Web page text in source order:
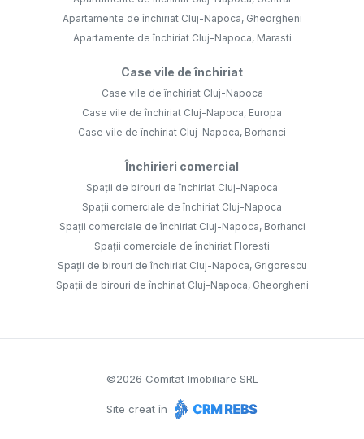
Apartamente de închiriat Cluj-Napoca, Gheorgheni
Apartamente de închiriat Cluj-Napoca, Marasti
Case vile de închiriat
Case vile de închiriat Cluj-Napoca
Case vile de închiriat Cluj-Napoca, Europa
Case vile de închiriat Cluj-Napoca, Borhanci
Închirieri comercial
Spații de birouri de închiriat Cluj-Napoca
Spații comerciale de închiriat Cluj-Napoca
Spații comerciale de închiriat Cluj-Napoca, Borhanci
Spații comerciale de închiriat Floresti
Spații de birouri de închiriat Cluj-Napoca, Grigorescu
Spații de birouri de închiriat Cluj-Napoca, Gheorgheni
©2026 Comitat Imobiliare SRL
Site creat în